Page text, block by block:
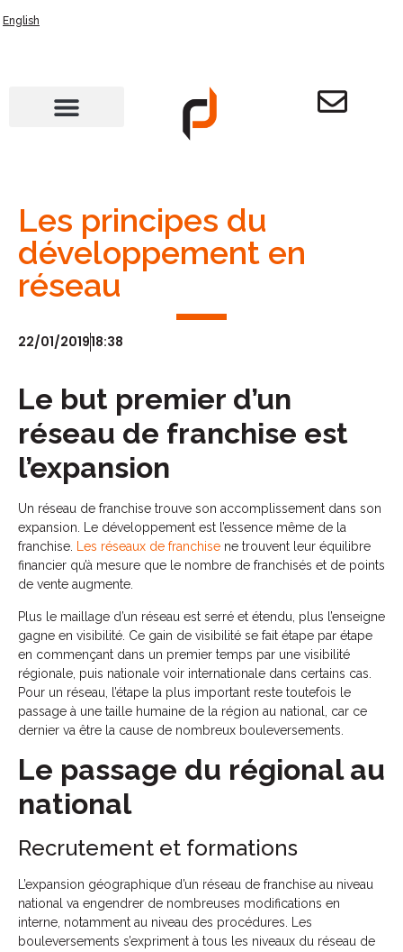
English
Les principes du
développement en
réseau
22/01/201918:38
Le but premier d’un
réseau de franchise est
l’expansion
Un réseau de franchise trouve son accomplissement dans son
expansion. Le développement est l’essence même de la
franchise. Les réseaux de franchise ne trouvent leur équilibre
financier qu’à mesure que le nombre de franchisés et de points
de vente augmente.
Plus le maillage d’un réseau est serré et étendu, plus l’enseigne
gagne en visibilité. Ce gain de visibilité se fait étape par étape
en commençant dans un premier temps par une visibilité
régionale, puis nationale voir internationale dans certains cas.
Pour un réseau, l’étape la plus important reste toutefois le
passage à une taille humaine de la région au national, car ce
dernier va être la cause de nombreux bouleversements.
Le passage du régional au
national
Recrutement et formations
L’expansion géographique d’un réseau de franchise au niveau
national va engendrer de nombreuses modifications en
interne, notamment au niveau des procédures. Les
bouleversements s’expriment à tous les niveaux du réseau de